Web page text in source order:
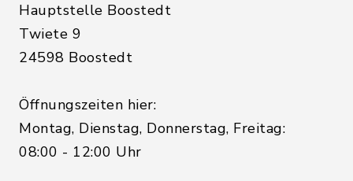
Hauptstelle Boostedt
Twiete 9
24598 Boostedt
Öffnungszeiten hier:
Montag, Dienstag, Donnerstag, Freitag:
08:00 - 12:00 Uhr